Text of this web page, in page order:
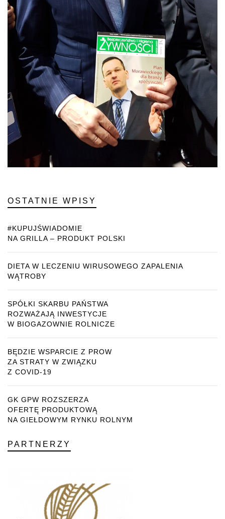
OSTATNIE WPISY
#KUPUJŚWIADOMIE
NA GRILLA – PRODUKT POLSKI
DIETA W LECZENIU WIRUSOWEGO ZAPALENIA
WĄTROBY
SPÓŁKI SKARBU PAŃSTWA
ROZWAŻAJĄ INWESTYCJE
W BIOGAZOWNIE ROLNICZE
BĘDZIE WSPARCIE Z PROW
ZA STRATY W ZWIĄZKU
Z COVID-19
GK GPW ROZSZERZA
OFERTĘ PRODUKTOWĄ
NA GIEŁDOWYM RYNKU ROLNYM
PARTNERZY